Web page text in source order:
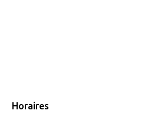
Horaires